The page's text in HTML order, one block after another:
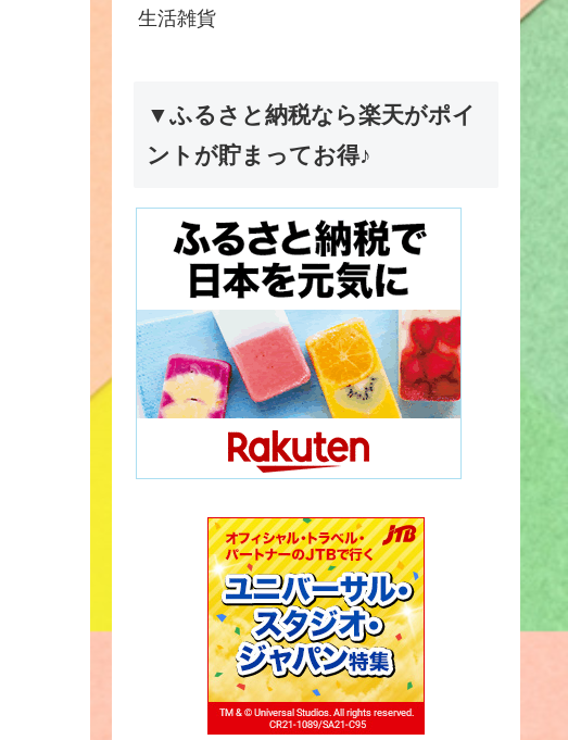
生活雑貨
▼ふるさと納税なら楽天がポイ
ントが貯まってお得♪